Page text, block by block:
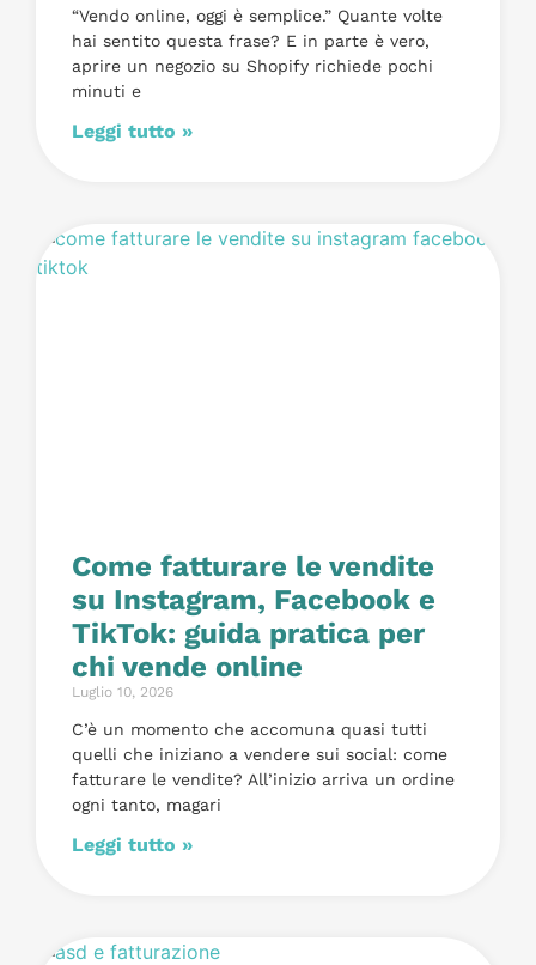
“Vendo online, oggi è semplice.” Quante volte
hai sentito questa frase? E in parte è vero,
aprire un negozio su Shopify richiede pochi
minuti e
Leggi tutto »
Come fatturare le vendite
su Instagram, Facebook e
TikTok: guida pratica per
chi vende online
Luglio 10, 2026
C’è un momento che accomuna quasi tutti
quelli che iniziano a vendere sui social: come
fatturare le vendite? All’inizio arriva un ordine
ogni tanto, magari
Leggi tutto »